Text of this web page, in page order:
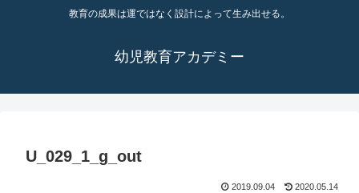
教育の成果は運ではなく設計によって生み出せる。
幼児教育アカデミー
U_029_1_g_out
2019.09.04 2020.05.14